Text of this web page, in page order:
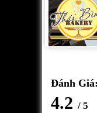
Đánh
4.2 / 5